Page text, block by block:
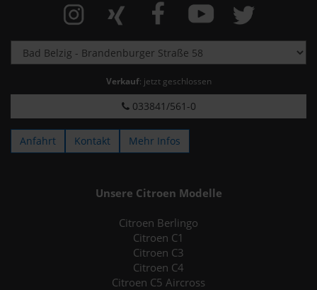
Verkauf: jetzt geschlossen
033841/561-0
Anfahrt Kontakt Mehr Infos
Unsere Citroen Modelle
Citroen Berlingo
Citroen C1
Citroen C3
Citroen C4
Citroen C5 Aircross